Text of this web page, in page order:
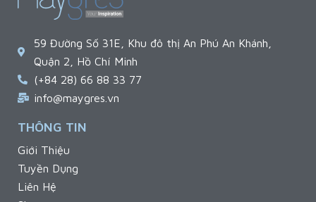
59 Đường Số 31E, Khu đô thị An Phú An Khánh,
Quận 2, Hồ Chí Minh
(+84 28) 66 88 33 77
info@maygres.vn
THÔNG TIN
Giới Thiệu
Tuyền Dụng
Liên Hệ